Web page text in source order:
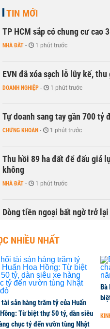
TIN MỚI
TP HCM sắp có chung cư cao
NHÀ ĐẤT - 1 phút trước
EVN đã xóa sạch lỗ lũy kế,
DOANH NGHIỆP - 1 phút trước
Tự doanh sang tay gần 700 tỷ
CHỨNG KHOÁN - 1 phút trước
Thu hồi 89 ha đất để đấu giá
không
NHÀ ĐẤT - 1 phút trước
Dòng tiền ngoại bất ngờ trở lại
Kiến nghị đưa người bán
THỜI SỰ - 1 phút trước
TikToker Khánh Sky, Vua
KINH DOANH - 1 phút trước
NHIỀU NHẤT
tài sản hàng trăm tỷ của Huấn
Từ biệt thự 50 tỷ, dàn siêu
chục tỷ đến vườn tùng Nhật
Bà